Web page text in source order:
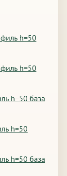
h=50
h=50
h=50 база
h=50
h=50 база